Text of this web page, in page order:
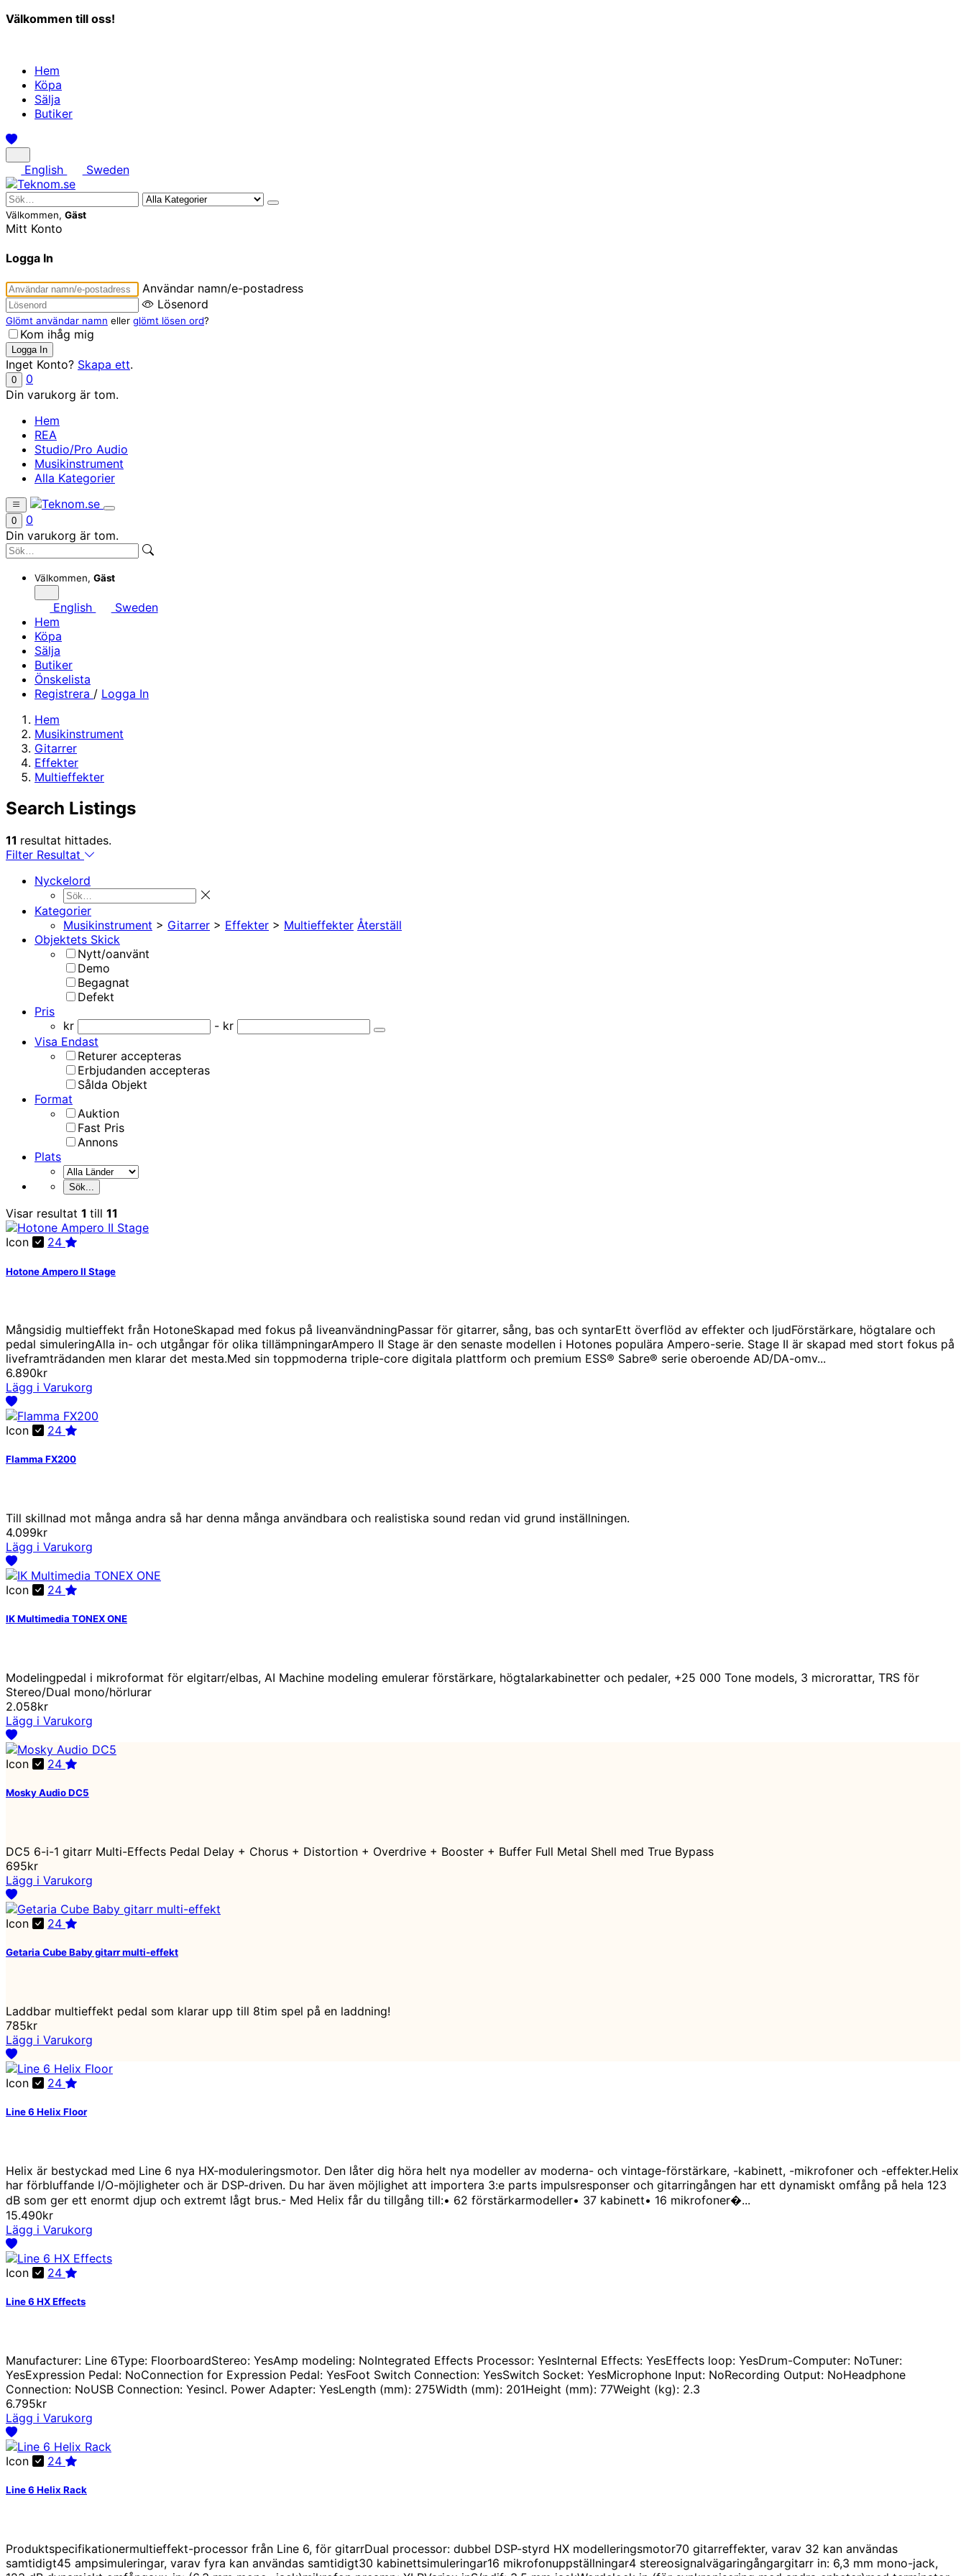
Välkommen till oss!
Hem
Köpa
Sälja
Butiker
English Sweden
Välkommen, Gäst
Mitt Konto
Logga In
Användar namn/e-postadress
Lösenord
Glömt användar namn eller glömt lösen ord?
Kom ihåg mig
Inget Konto? Skapa ett.
0
0
Din varukorg är tom.
Hem
REA
Studio/Pro Audio
Musikinstrument
Alla Kategorier
0
0
Din varukorg är tom.
Välkommen, Gäst
English
Sweden
Hem
Köpa
Sälja
Butiker
Önskelista
Registrera / Logga In
Hem
Musikinstrument
Gitarrer
Effekter
Multieffekter
Search Listings
11 resultat hittades.
Filter Resultat
Nyckelord
Kategorier
Musikinstrument > Gitarrer > Effekter > Multieffekter Återställ
Objektets Skick
Nytt/oanvänt
Demo
Begagnat
Defekt
Pris
kr
- kr
Visa Endast
Returer accepteras
Erbjudanden accepteras
Sålda Objekt
Format
Auktion
Fast Pris
Annons
Plats
Visar resultat 1 till 11
Icon
24
Hotone Ampero II Stage
Mångsidig multieffekt från HotoneSkapad med fokus på liveanvändningPassar för gitarrer, sång, bas och syntarEtt överflöd av effekter och ljudFörstärkare, högtalare och
pedal simuleringAlla in- och utgångar för olika tillämpningarAmpero II Stage är den senaste modellen i Hotones populära Ampero-serie. Stage II är skapad med stort fokus på
liveframträdanden men klarar det mesta.Med sin toppmoderna triple-core digitala plattform och premium ESS® Sabre® serie oberoende AD/DA-omv...
6.890kr
Lägg i Varukorg
Icon 24
Flamma FX200
Till skillnad mot många andra så har denna många användbara och realistiska sound redan vid grund inställningen.
4.099kr
Lägg i Varukorg
Icon 24
IK Multimedia TONEX ONE
Modelingpedal i mikroformat för elgitarr/elbas, AI Machine modeling emulerar förstärkare, högtalarkabinetter och pedaler, +25 000 Tone models, 3 microrattar, TRS för
Stereo/Dual mono/hörlurar
2.058kr
Lägg i Varukorg
Icon 24
Mosky Audio DC5
DC5 6-i-1 gitarr Multi-Effects Pedal Delay + Chorus + Distortion + Overdrive + Booster + Buffer Full Metal Shell med True Bypass
695kr
Lägg i Varukorg
Icon 24
Getaria Cube Baby gitarr multi-effekt
Laddbar multieffekt pedal som klarar upp till 8tim spel på en laddning!
785kr
Lägg i Varukorg
Icon 24
Line 6 Helix Floor
Helix är bestyckad med Line 6 nya HX-moduleringsmotor. Den låter dig höra helt nya modeller av moderna- och vintage-förstärkare, -kabinett, -mikrofoner och -effekter.Helix
har förbluffande I/O-möjligheter och är DSP-driven. Du har även möjlighet att importera 3:e parts impulsresponser och gitarringången har ett dynamiskt omfång på hela 123
dB som ger ett enormt djup och extremt lågt brus.- Med Helix får du tillgång till:• 62 förstärkarmodeller• 37 kabinett• 16 mikrofoner�...
15.490kr
Lägg i Varukorg
Icon 24
Line 6 HX Effects
Manufacturer: Line 6Type: FloorboardStereo: YesAmp modeling: NoIntegrated Effects Processor: YesInternal Effects: YesEffects loop: YesDrum-Computer: NoTuner:
YesExpression Pedal: NoConnection for Expression Pedal: YesFoot Switch Connection: YesSwitch Socket: YesMicrophone Input: NoRecording Output: NoHeadphone
Connection: NoUSB Connection: Yesincl. Power Adapter: YesLength (mm): 275Width (mm): 201Height (mm): 77Weight (kg): 2.3
6.795kr
Lägg i Varukorg
Icon 24
Line 6 Helix Rack
Produktspecifikationermultieffekt-processor från Line 6, för gitarrDual processor: dubbel DSP-styrd HX modelleringsmotor70 gitarreffekter, varav 32 kan användas
samtidigt45 ampsimuleringar, varav fyra kan användas samtidigt30 kabinettsimuleringar16 mikrofonuppställningar4 stereosignalvägaringångargitarr in: 6,3 mm mono-jack,